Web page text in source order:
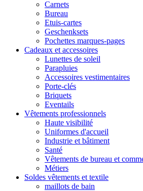
Carnets
Bureau
Etuis-cartes
Geschenksets
Pochettes marques-pages
Cadeaux et accessoires
Lunettes de soleil
Parapluies
Accessoires vestimentaires
Porte-clés
Briquets
Eventails
Vêtements professionnels
Haute visibilité
Uniformes d'accueil
Industrie et bâtiment
Santé
Vêtements de bureau et
Métiers
Soldes vêtements et textile
maillots de bain